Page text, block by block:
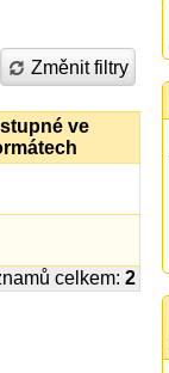
Změnit filtry
ve
celkem: 2